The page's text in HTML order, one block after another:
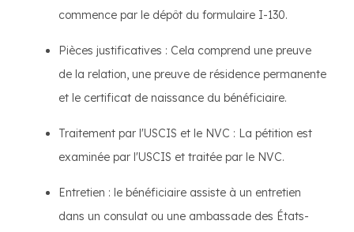
commence par le dépôt du formulaire I-130.
Pièces justificatives : Cela comprend une preuve
de la relation, une preuve de résidence permanente
et le certificat de naissance du bénéficiaire.
Traitement par l'USCIS et le NVC : La pétition est
examinée par l'USCIS et traitée par le NVC.
Entretien : le bénéficiaire assiste à un entretien
dans un consulat ou une ambassade des États-